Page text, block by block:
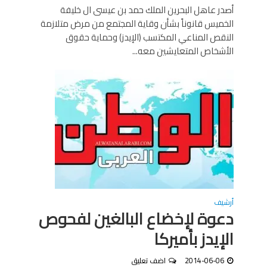
أصدر عاهل البحرين الملك حمد بن عيسى ال خليفة
الخميس قانوناً بشأن وقاية المجتمع من مرض متلازمة
النقص المناعي المكتسب (الإيدز) وحماية حقوق
الأشخاص المتعايشين معه...
أرشيف
دعوة لإخضاع البالغين لفحوص
الإيدز بأميركا
2014-06-06 اضف تعليق